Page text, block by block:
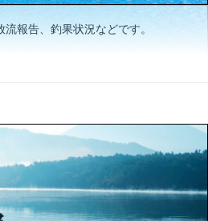
報告、釣果状況などです。